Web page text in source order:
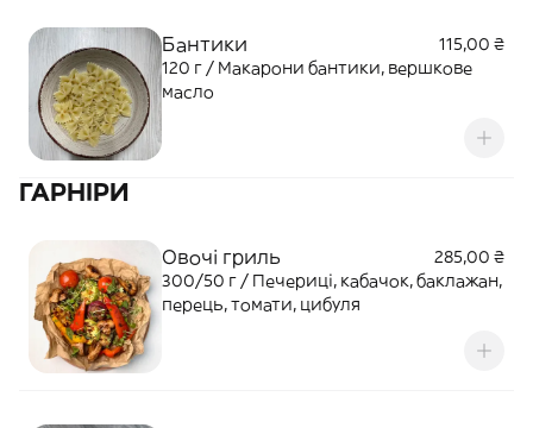
Бантики
115,00 ₴
120 г / Макарони бантики, вершкове
масло
ГАРНІРИ
Овочі гриль
285,00 ₴
300/50 г / Печериці, кабачок, баклажан,
перець, томати, цибуля